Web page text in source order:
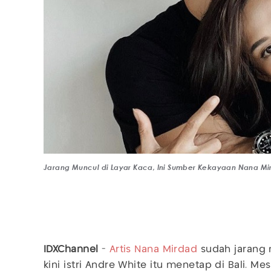
Jarang Muncul di Layar Kaca, Ini Sumber Kekayaan Nana
IDXChannel - Artis Nana Mirdad sudah jarang
kini istri Andre White itu menetap di Bali.